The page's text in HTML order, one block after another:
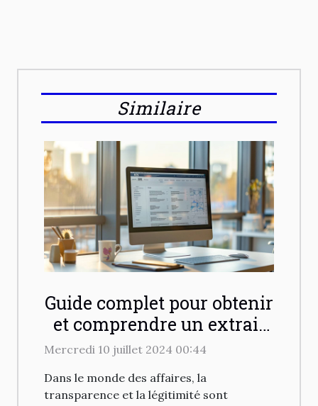
Similaire
Guide complet pour obtenir
et comprendre un extrait
Kbis en ligne
Mercredi 10 juillet 2024 00:44
Dans le monde des affaires, la
transparence et la légitimité sont